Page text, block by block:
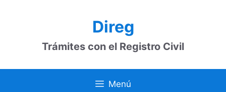
Direg
Trámites con el Registro Civil
Menú